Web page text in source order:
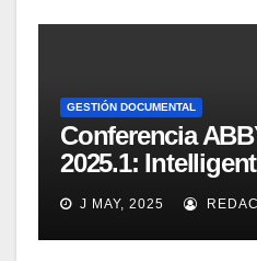
GESTIÓN DOCUMENTAL
Conferencia
2025.1:
Processing a tope
J MAY, 2025